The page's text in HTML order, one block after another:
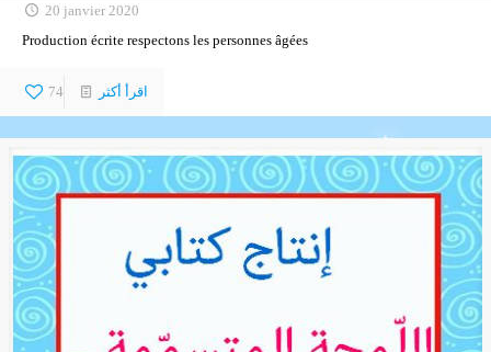
20 janvier 2020
Production écrite respectons les personnes âgées
74 اقرأ أكثر